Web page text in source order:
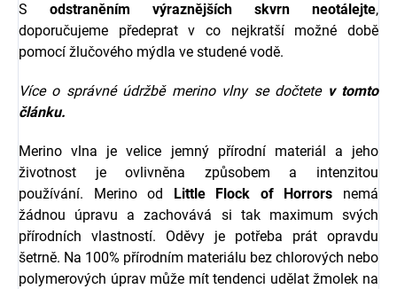
S odstraněním výraznějších skvrn neotálejte,
doporučujeme předeprat v co nejkratší možné době
pomocí žlučového mýdla ve studené vodě.
Více o správné údržbě merino vlny se dočtete v tomto
článku.
Merino vlna je velice jemný přírodní materiál a jeho
životnost je ovlivněna způsobem a intenzitou
používání. Merino od
Little Flock of Horrors nemá
žádnou úpravu a zachovává si tak maximum svých
přírodních vlastností. Oděvy je potřeba prát opravdu
šetrně. Na 100% přírodním materiálu bez chlorových nebo
polymerových úprav může mít tendenci udělat žmolek na